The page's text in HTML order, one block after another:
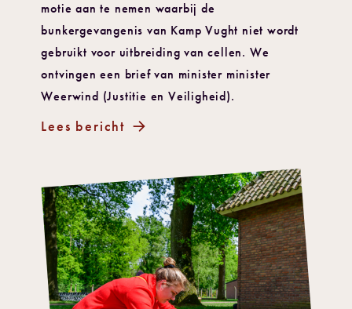
motie aan te nemen waarbij de
bunkergevangenis van Kamp Vught niet wordt
gebruikt voor uitbreiding van cellen. We
ontvingen een brief van minister minister
Weerwind (Justitie en Veiligheid).
Lees bericht